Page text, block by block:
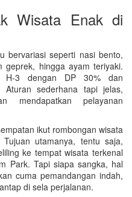
Wisata Enak di
bervariasi seperti nasi bento,
geprek, hingga ayam teriyaki.
H-3 dengan DP 30% dan
sederhana tapi jelas,
mendapatkan pelayanan
ikut rombongan wisata
utamanya, tentu saja,
ke tempat wisata terkenal
Park. Tapi siapa sangka, hal
cuma pemandangan indah,
di sela perjalanan.